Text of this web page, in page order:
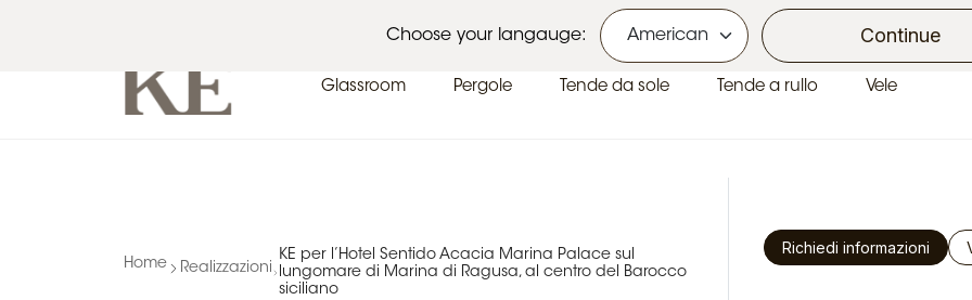
Choose your langauge: Continue
Glassroom Pergole Tende da sole Tende a rullo Vele
Home Realizzazioni
KE per l’Hotel Sentido Acacia Marina Palace sul
lungomare di Marina di Ragusa, al centro del Barocco
siciliano
Richiedi informazioni